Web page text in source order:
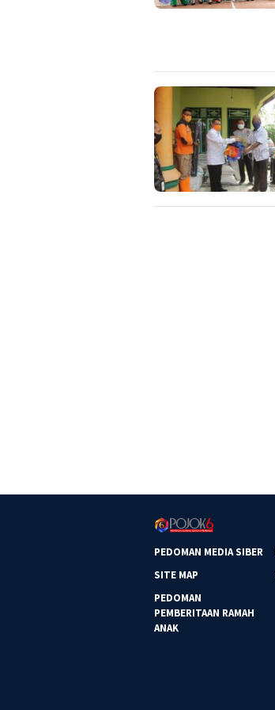
PEDOMAN MEDIA SIBER
SITE MAP
PEDOMAN
PEMBERITAAN RAMAH
ANAK